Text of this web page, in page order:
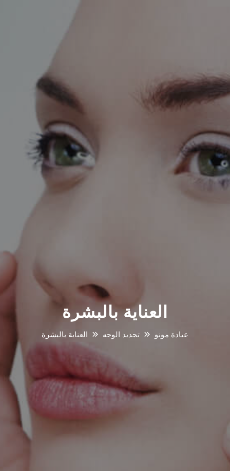
العناية بالبشرة
عيادة مونو تجديد الوجه العناية بالبشرة